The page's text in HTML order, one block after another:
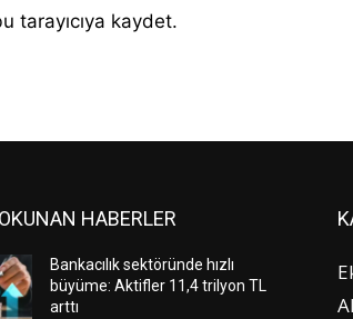
tarayıcıya kaydet.
HABERLER
Bankacılık sektöründe hızlı
büyüme: Aktifler 11,4 trilyon TL
arttı